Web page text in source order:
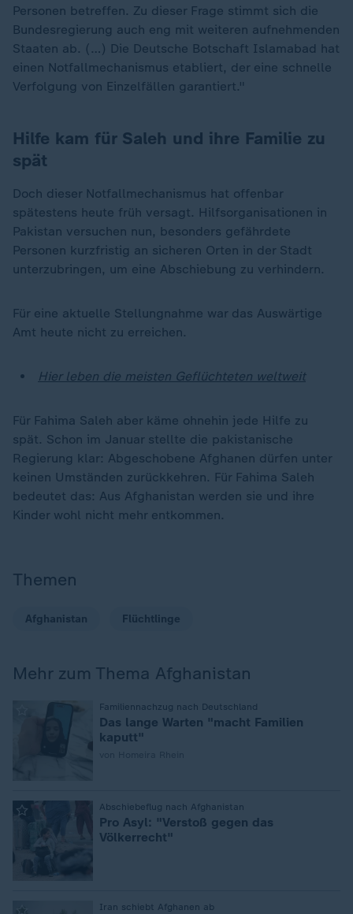
Personen betreffen. Zu dieser Frage stimmt sich die
Bundesregierung auch eng mit weiteren aufnehmenden
Staaten ab. (…) Die Deutsche Botschaft Islamabad hat
einen Notfallmechanismus etabliert, der eine schnelle
Verfolgung von Einzelfällen garantiert."
Hilfe kam für Saleh und ihre Familie zu
spät
Doch dieser Notfallmechanismus hat offenbar
spätestens heute früh versagt. Hilfsorganisationen in
Pakistan versuchen nun, besonders gefährdete
Personen kurzfristig an sicheren Orten in der Stadt
unterzubringen, um eine Abschiebung zu verhindern.
Für eine aktuelle Stellungnahme war das Auswärtige
Amt heute nicht zu erreichen.
Hier leben die meisten Geflüchteten weltweit
Für Fahima Saleh aber käme ohnehin jede Hilfe zu
spät. Schon im Januar stellte die pakistanische
Regierung klar: Abgeschobene Afghanen dürfen unter
keinen Umständen zurückkehren. Für Fahima Saleh
bedeutet das: Aus Afghanistan werden sie und ihre
Kinder wohl nicht mehr entkommen.
Themen
Afghanistan Flüchtlinge
Mehr zum Thema Afghanistan
Familiennachzug nach Deutschland
Das lange Warten "macht Familien
kaputt"
Abschiebeflug nach Afghanistan
Pro Asyl: "Verstoß gegen das
Völkerrecht"
Iran schiebt Afghanen ab